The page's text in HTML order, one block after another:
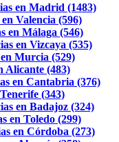
en Madrid (1483)
Valencia (596)
en Málaga (546)
en Vizcaya (535)
Murcia (529)
Alicante (483)
en Cantabria (376)
(343)
en Badajoz (324)
en Toledo (299)
en Córdoba (273)